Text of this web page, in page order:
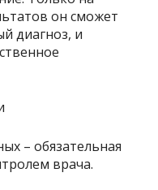
он сможет
диагноз, и
– обязательная
врача.